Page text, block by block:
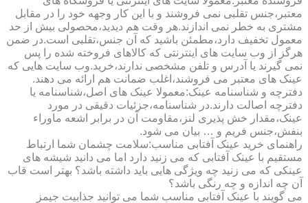
معتبر،جنس تقلبی نمی فروشند و با این کار وجهه خود را در مقابل
مشتری به خطر نمی اندازند.هر وقت هم دیدید،محصولی بیش از حد
معمول تخفیف دارد،مطمئن باشید که آن جنس،تقلبی است.در ضمن
هرگز از وب سایت های اینترنتی که کالاهای فروخته شده را پس
نمی گیرند یا آدرس و تلفن مشخصی ندارند،خرید.وب سایت هایی که
عینک های معتبر می فروشند،اغلب ضمانت هم ارائه می دهند.
دفترچه و شناسنامه عینک:معمولا عینک های اصل،شناسنامه یا
دفترچه اصالت دارند.در شناسنامه،جزئیات دقیقی در مورد
عینک،مقدار خش پذیری لنز،مقاومت آن در برابر اشعه ماوراء
بنفش،جنس فریم و … بیان می شود.
راهنمای خرید عینک آفتابی مناسب:سلامت چشمان شما ارتباط
مستقیم با عینک آفتابی که می زنید دارد اما می دانید شیشه های
عینکی که می زنید چه ویژگی هایی باید داشته باشد؟ بهتر است قاب
آن چه اندازه و چه رنگی باشد؟
می گویند با عینک آفتابی مناسب شما می توانید جذابیت جیمز